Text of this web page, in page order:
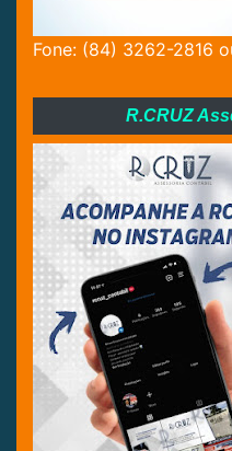
Fone: (84) 3262-2816
R.CRUZ